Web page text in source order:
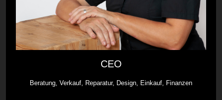
CEO
Beratung, Verkauf, Reparatur, Design, Einkauf, Finanzen